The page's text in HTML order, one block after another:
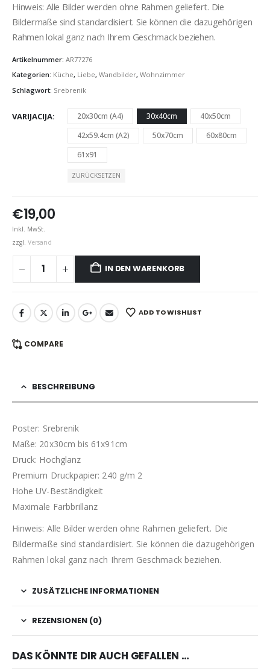
Hinweis: Alle Bilder werden ohne Rahmen geliefert. Die
Bildermaße sind standardisiert. Sie können die dazugehörigen
Rahmen lokal ganz nach Ihrem Geschmack beziehen.
Artikelnummer: AR77276
Kategorien: Küche, Liebe, Wandbilder, Wohnzimmer
Schlagwort: Srebrenik
VARIJACIJA 20x30cm (A4) 30x40cm
40x50cm
42x59.4cm (A2)
50x70cm
60x80cm
61x91
ZURÜCKSETZEN
€19,00
Inkl. MwSt.
zzgl. Versand
IN DEN WARENKORB
ADD TO WISHLIST
COMPARE
BESCHREIBUNG
Poster: Srebrenik
Maße: 20x30cm bis 61x91cm
Druck: Hochglanz
Premium Druckpapier: 240 g/m 2
Hohe UV-Beständigkeit
Maximale Farbbrillanz
Hinweis: Alle Bilder werden ohne Rahmen geliefert. Die
Bildermaße sind standardisiert. Sie können die dazugehörigen
Rahmen lokal ganz nach Ihrem Geschmack beziehen.
ZUSÄTZLICHE INFORMATIONEN
REZENSIONEN (0)
DAS KÖNNTE DIR AUCH GEFALLEN …